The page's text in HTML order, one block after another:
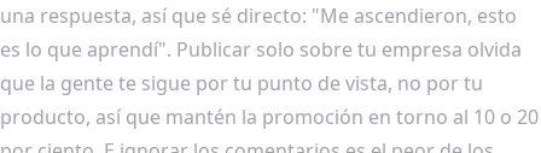
una respuesta, así que sé directo: "Me ascendieron, esto
es lo que aprendí". Publicar solo sobre tu empresa olvida
que la gente te sigue por tu punto de vista, no por tu
producto, así que mantén la promoción en torno al 10 o 20